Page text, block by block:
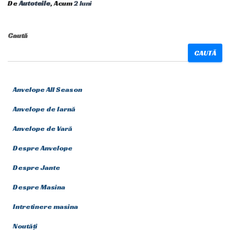
DeAutoteile, Acum2 luni
Caută
CAUTĂ
Anvelope All Season
Anvelope de Iarnă
Anvelope de Vară
Despre Anvelope
Despre Jante
Despre Masina
Intretinere masina
Noutăți